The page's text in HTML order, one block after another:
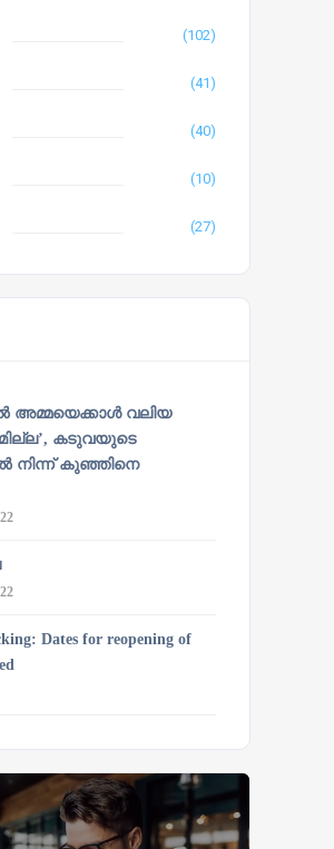
(102)
(41)
(40)
(10)
(27)
അമ്മയെക്കാള്‍ വലിയ
കടുവയുടെ
നിന്ന് കുഞ്ഞിനെ
Dates for reopening of